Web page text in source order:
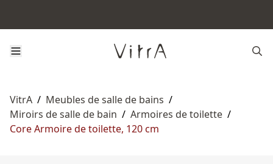
VitrA / Meubles de salle de bains /
Miroirs de salle de bain / Armoires de toilette /
Core Armoire de toilette, 120 cm